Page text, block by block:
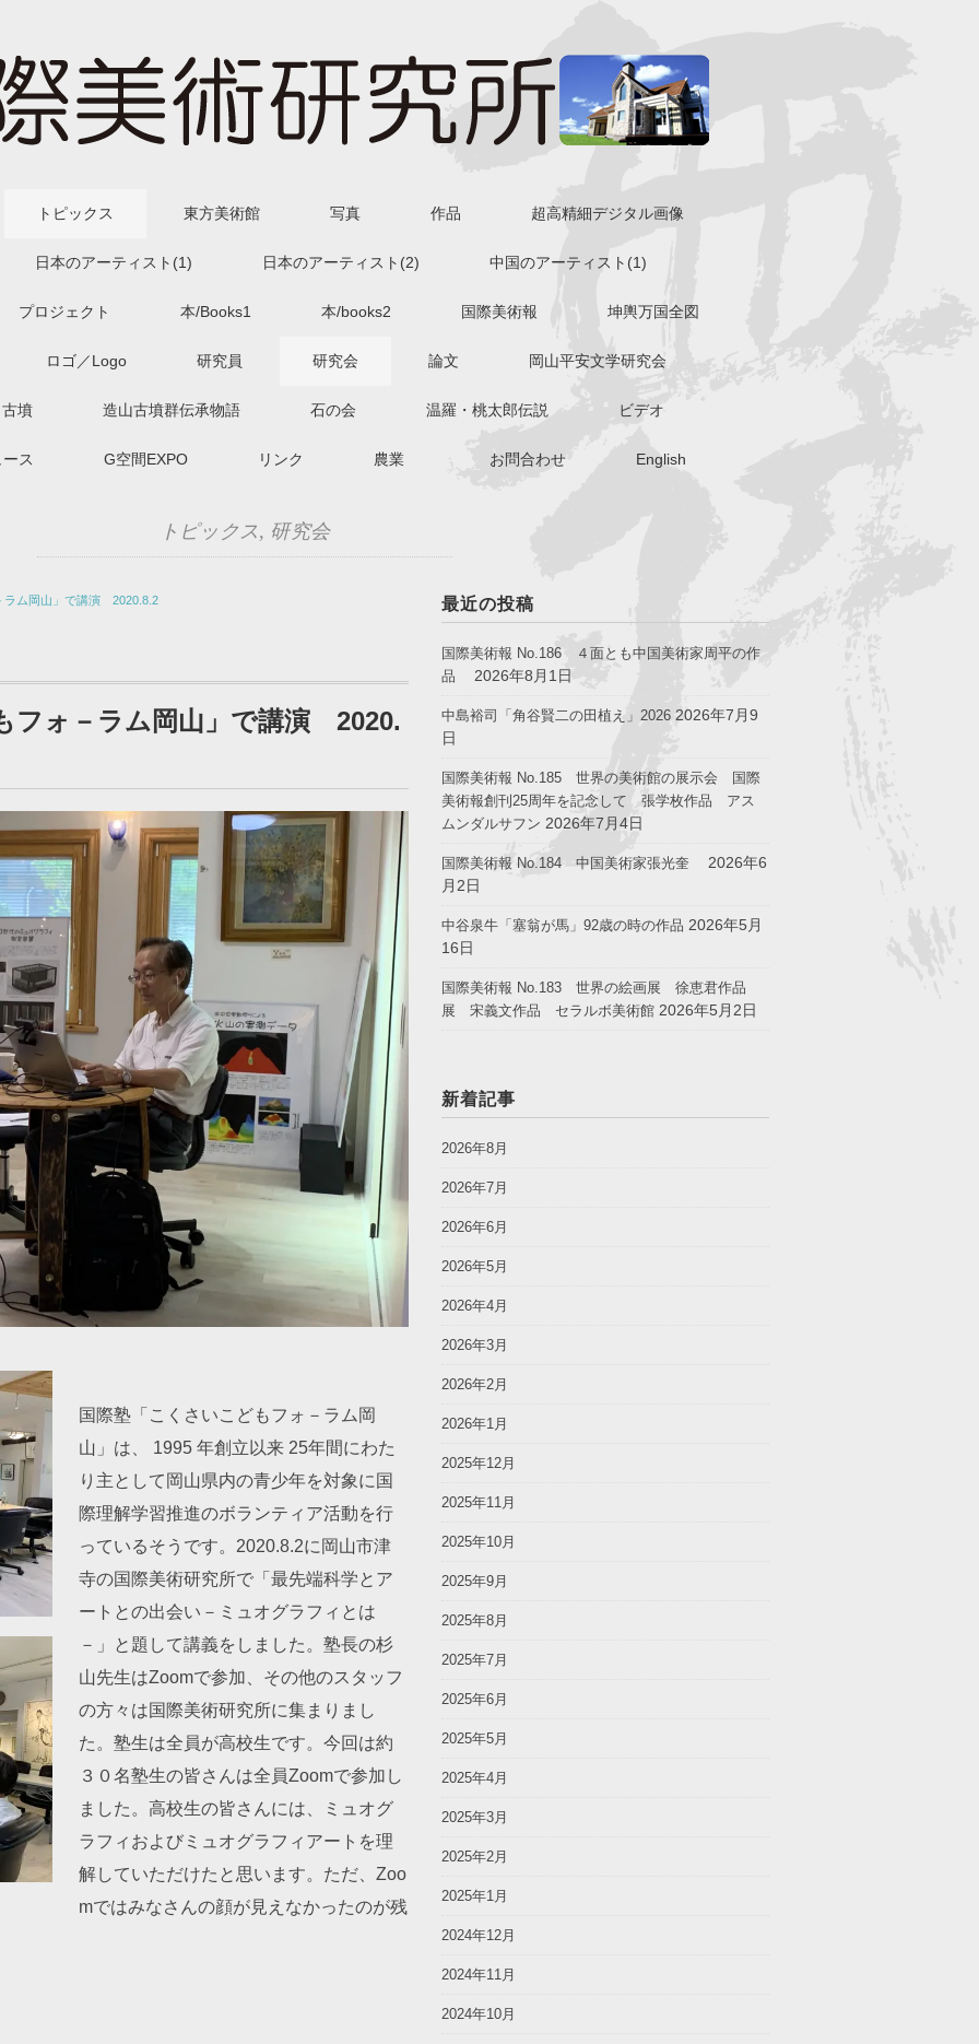
トピックス 東方美術館 写真 作品 超高精細デジタル画像
日本のアーティスト(1) 日本のアーティスト(2) 中国のアーティスト(1)
プロジェクト 本/Books1 本/books2 国際美術報 坤輿万国全図
ロゴ／Logo 研究員 研究会 論文 岡山平安文学研究会
古墳 造山古墳群伝承物語 石の会 温羅・桃太郎伝説 ビデオ
ス G空間EXPO リンク 農業 お問合わせ English
トピックス, 研究会
ラム岡山」で講演 2020.8.2
フォ－ラム岡山」で講演 2020.
国際塾「こくさいこどもフォ－ラム岡
山」は、 1995 年創立以来 25年間にわた
り主として岡山県内の青少年を対象に国
際理解学習推進のボランティア活動を行
っているそうです。2020.8.2に岡山市津
寺の国際美術研究所で「最先端科学とア
ートとの出会い－ミュオグラフィとは
－」と題して講義をしました。塾長の杉
山先生はZoomで参加、その他のスタッフ
の方々は国際美術研究所に集まりまし
た。塾生は全員が高校生です。今回は約
３０名塾生の皆さんは全員Zoomで参加し
ました。高校生の皆さんには、ミュオグ
ラフィおよびミュオグラフィアートを理
解していただけたと思います。ただ、Zoo
mではみなさんの顔が見えなかったのが残
最近の投稿
国際美術報 No.186 ４面とも中国美術家周平の作
品
2026年8月1日
中島裕司「角谷賢二の田植え」2026 2026年7月9
日
国際美術報 No.185 世界の美術館の展示会 国際
美術報創刊25周年を記念して 張学枚作品 アス
ムンダルサフン 2026年7月4日
国際美術報 No.184 中国美術家張光奎
2026年6
月2日
中谷泉牛「塞翁が馬」92歳の時の作品 2026年5月
16日
国際美術報 No.183 世界の絵画展 徐恵君作品
展 宋義文作品 セラルボ美術館 2026年5月2日
新着記事
2026年8月
2026年7月
2026年6月
2026年5月
2026年4月
2026年3月
2026年2月
2026年1月
2025年12月
2025年11月
2025年10月
2025年9月
2025年8月
2025年7月
2025年6月
2025年5月
2025年4月
2025年3月
2025年2月
2025年1月
2024年12月
2024年11月
2024年10月